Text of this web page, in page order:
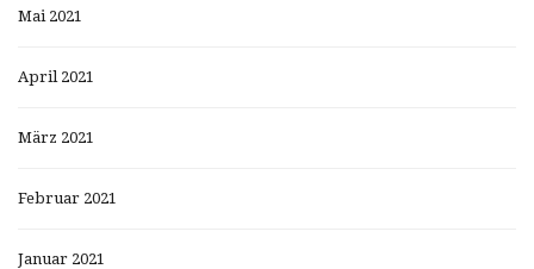
Mai 2021
April 2021
März 2021
Februar 2021
Januar 2021